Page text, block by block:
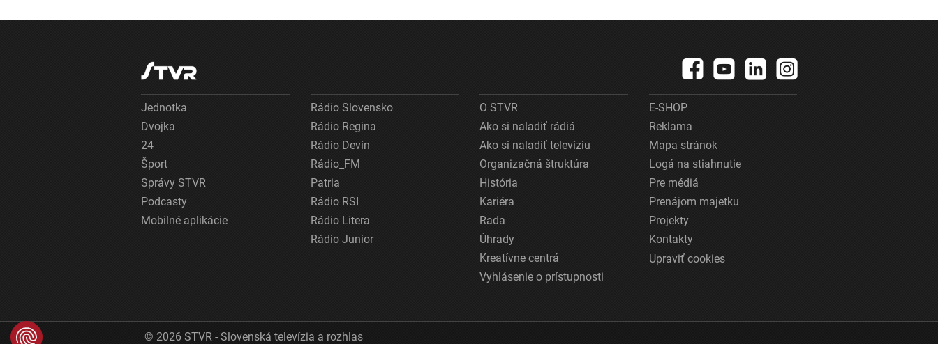
Jednotka
Dvojka
24
Šport
Správy STVR
Podcasty
Mobilné aplikácie
Rádio Slovensko
Rádio Regina
Rádio Devín
Rádio_FM
Patria
Rádio RSI
Rádio Litera
Rádio Junior
O STVR
Ako si naladiť rádiá
Ako si naladiť televíziu
Organizačná štruktúra
História
Kariéra
Rada
Úhrady
Kreatívne centrá
Vyhlásenie o prístupnosti
E-SHOP
Reklama
Mapa stránok
Logá na stiahnutie
Pre médiá
Prenájom majetku
Projekty
Kontakty
Upraviť cookies
© 2026 STVR - Slovenská televízia a rozhlas